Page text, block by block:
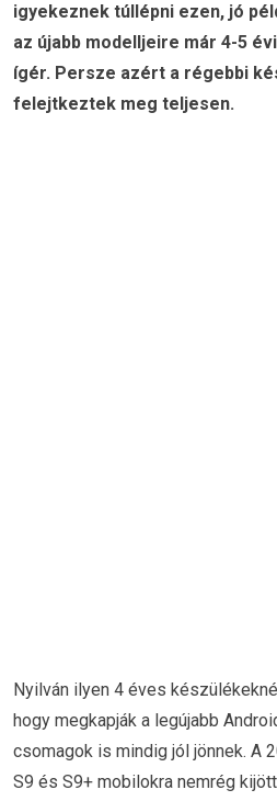
igyekeznek túllépni ezen, jó
az újabb modelljeire már 4-5
ígér. Persze azért a régebbi
felejtkeztek meg teljesen.
Nyilván ilyen 4 éves
hogy megkapják a legújabb
csomagok is mindig jól jönnek. A
S9 és S9+ mobilokra nemrég